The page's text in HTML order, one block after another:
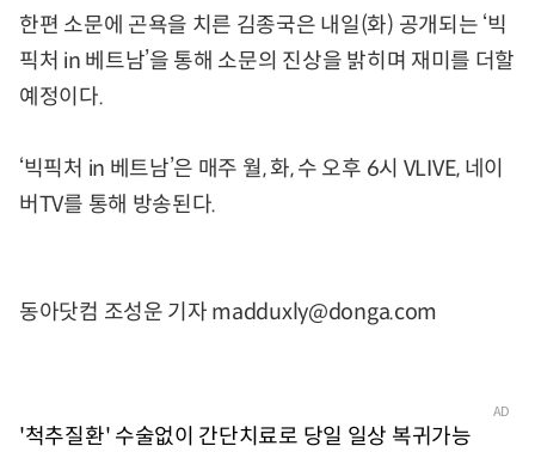
한편 소문에 곤욕을 치른 김종국은 내일(화) 공개되는 ‘빅
픽처 in 베트남’을 통해 소문의 진상을 밝히며 재미를 더할
예정이다.
‘빅픽처 in 베트남’은 매주 월, 화, 수 오후 6시 VLIVE, 네이
버TV를 통해 방송된다.
동아닷컴 조성운 기자 madduxly@donga.com